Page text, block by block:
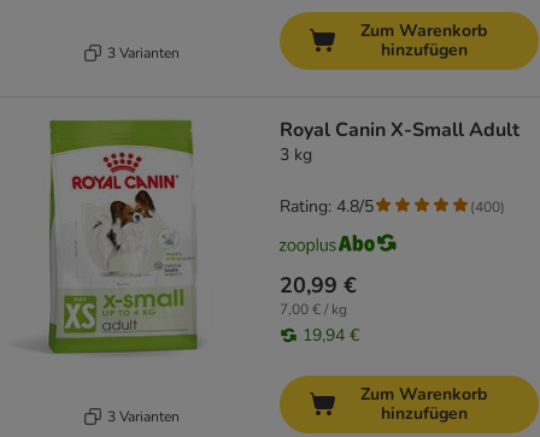
3 Varianten
Zum Warenkorb
hinzufügen
3 Varianten
Royal Canin X-Small Adult
3 kg
20,99 €
7,00 € / kg
19,94 €
Rating: 4.8/5 (400)
Zum Warenkorb
hinzufügen